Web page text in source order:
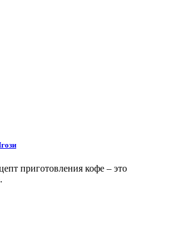
приготовления кофе – это